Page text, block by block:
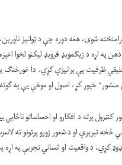
شوی، هغه دوره چې د ټولنیز
په اړه د زیګمویډ فرویډ لیکنو لخوا
منشور” خپور کړ، اصول او موخې یې په
کنټرول پرته د افکارو او احساساتو
څخه تېرېږي او د شعور ژورو پرتونو
کړي، د واقعیت او انساني تجربې په